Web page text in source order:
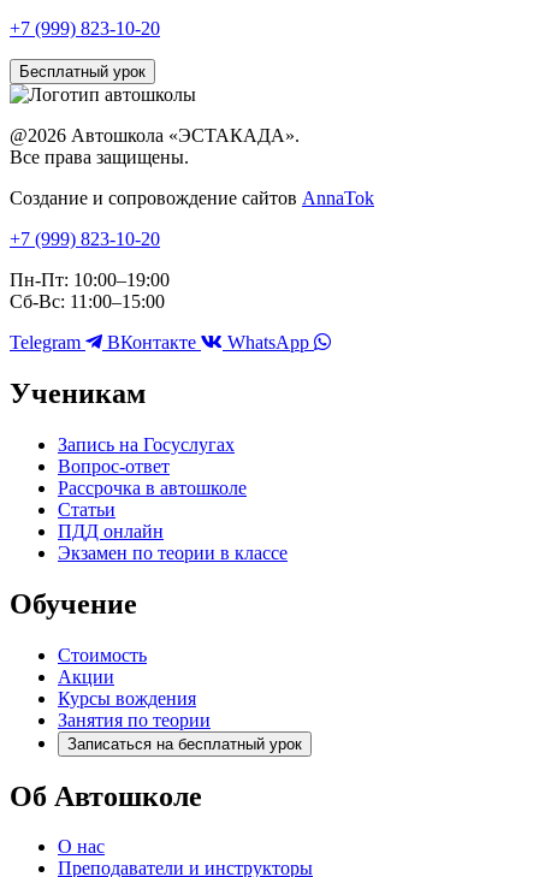
+7 (999) 823-10-20
Бесплатный урок
@2026 Автошкола «ЭСТАКАДА».
Все права защищены.
Создание и сопровождение сайтов AnnaTok
+7 (999) 823-10-20
Пн-Пт: 10:00–19:00
Сб-Вс: 11:00–15:00
Telegram
ВКонтакте WhatsApp
Ученикам
Запись на Госуслугах
Вопрос-ответ
Рассрочка в автошколе
Статьи
ПДД онлайн
Экзамен по теории в классе
Обучение
Стоимость
Акции
Курсы вождения
Занятия по теории
Записаться на бесплатный урок
Об Автошколе
О нас
Преподаватели и инструкторы